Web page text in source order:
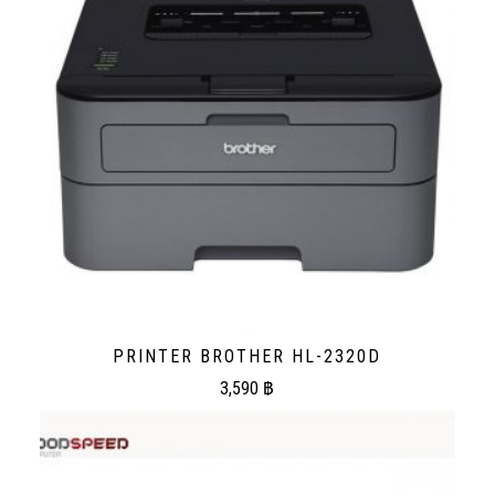
PRINTER BROTHER HL-2320D
3,590 ฿